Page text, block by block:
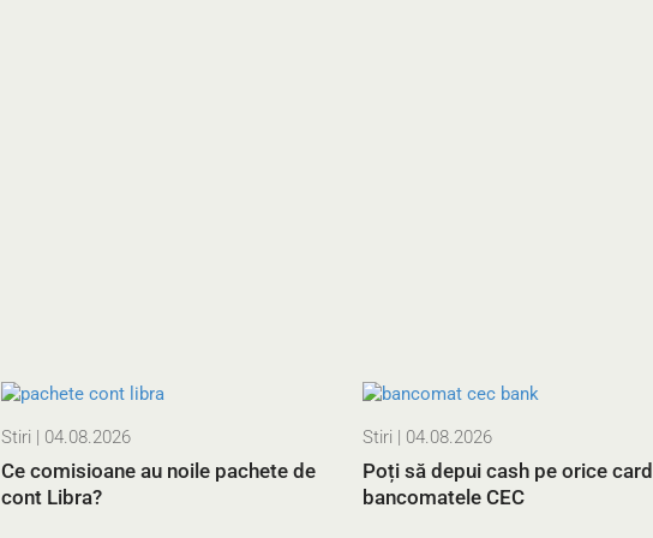
Stiri | 04.08.2026
Ce comisioane au noile pachete de
cont Libra?
Stiri | 04.08.2026
Poți să depui cash pe orice
bancomatele CEC